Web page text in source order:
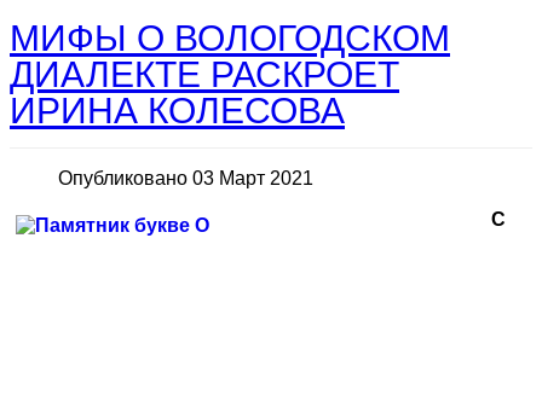
МИФЫ О ВОЛОГОДСКОМ
ДИАЛЕКТЕ РАСКРОЕТ
ИРИНА КОЛЕСОВА
Опубликовано 03 Март 2021
С